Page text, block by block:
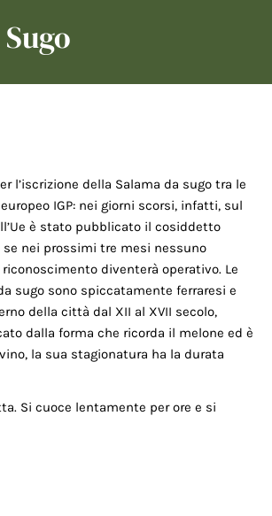
l’iscrizione della Salama da sugo tra le
IGP: nei giorni scorsi, infatti, sul
è stato pubblicato il cosiddetto
nei prossimi tre mesi nessuno
diventerà operativo. Le
sugo sono spiccatamente ferraresi e
della città dal XII al XVII secolo,
dalla forma che ricorda il melone ed è
la sua stagionatura ha la durata
Si cuoce lentamente per ore e si